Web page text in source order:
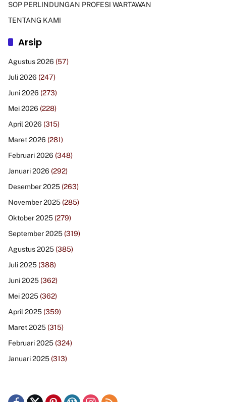
SOP PERLINDUNGAN PROFESI WARTAWAN
TENTANG KAMI
Arsip
Agustus 2026 (57)
Juli 2026 (247)
Juni 2026 (273)
Mei 2026 (228)
April 2026 (315)
Maret 2026 (281)
Februari 2026 (348)
Januari 2026 (292)
Desember 2025 (263)
November 2025 (285)
Oktober 2025 (279)
September 2025 (319)
Agustus 2025 (385)
Juli 2025 (388)
Juni 2025 (362)
Mei 2025 (362)
April 2025 (359)
Maret 2025 (315)
Februari 2025 (324)
Januari 2025 (313)